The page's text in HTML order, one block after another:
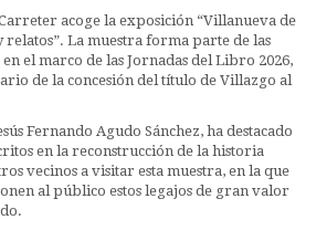
acoge la exposición “Villanueva de
relatos”. La muestra forma parte de las
el marco de las Jornadas del Libro 2026,
de la concesión del título de Villazgo al
Fernando Agudo Sánchez, ha destacado
en la reconstrucción de la historia
vecinos a visitar esta muestra, en la que
al público estos legajos de gran valor